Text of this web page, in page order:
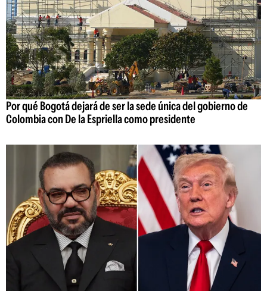
Por qué Bogotá dejará de ser la sede única del gobierno de
Colombia con De la Espriella como presidente